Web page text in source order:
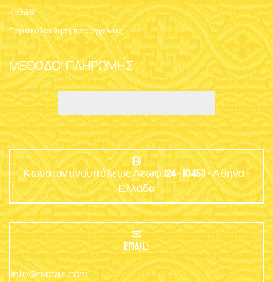
Καλάθι
Παρακολούθηση παραγγελίας
ΜΈΘΟΔΟΙ ΠΛΗΡΩΜΉΣ
Κωνσταντινουπόλεως Λεωφ.124 - 10453 - Αθήνα -
Ελλάδα
EMAIL:
info@nioras.com